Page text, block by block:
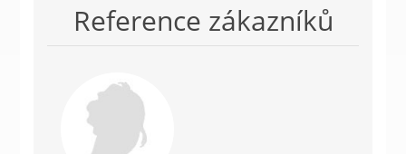
Reference zákazníků